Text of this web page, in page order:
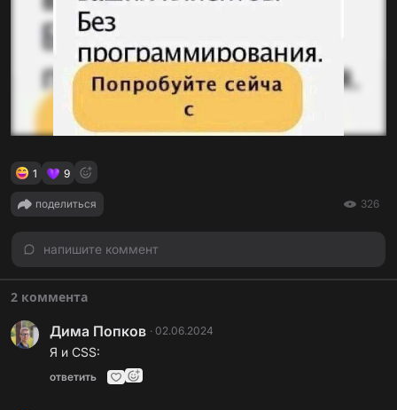
1 9
поделиться 326
напишите коммент
2 коммента
Дима Попков · 02.06.2024
Я и CSS:
ответить